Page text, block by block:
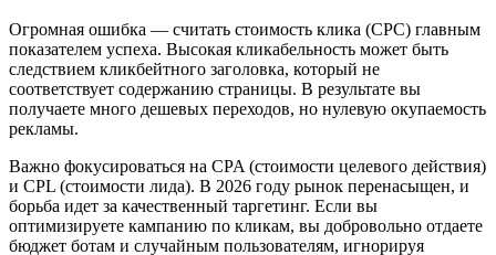
Огромная ошибка — считать стоимость клика (CPC) главным
показателем успеха. Высокая кликабельность может быть
следствием кликбейтного заголовка, который не
соответствует содержанию страницы. В результате вы
получаете много дешевых переходов, но нулевую окупаемость
рекламы.
Важно фокусироваться на CPA (стоимости целевого действия)
и CPL (стоимости лида). В 2026 году рынок перенасыщен, и
борьба идет за качественный таргетинг. Если вы
оптимизируете кампанию по кликам, вы добровольно отдаете
бюджет ботам и случайным пользователям, игнорируя